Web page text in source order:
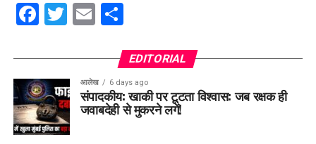
Facebook
Twitter
EmailShare
EDITORIAL
आलेख 6 days ago
संपादकीय: खाकी पर टूटता विश्वास: जब रक्षक ही
जवाबदेही से मुकरने लगें!